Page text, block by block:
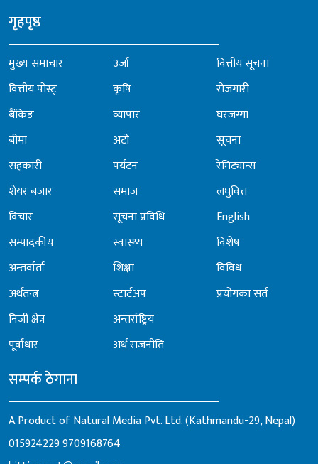
गृहपृष्ठ
मुख्य समाचार
वित्तीय पोस्ट्
बैंकिङ
बीमा
सहकारी
शेयर बजार
विचार
सम्पादकीय
अन्तर्वार्ता
अर्थतन्त्र
निजी क्षेत्र
पूर्वाधार
उर्जा
कृषि
व्यापार
अटो
पर्यटन
समाज
सूचना प्रविधि
स्वास्थ्य
शिक्षा
स्टार्टअप
अन्तर्राष्ट्रिय
अर्थ राजनीति
वित्तीय सूचना
रोजगारी
घरजग्गा
सूचना
रेमिट्यान्स
लघुवित्त
English
विशेष
विविध
प्रयोगका सर्त
सम्पर्क ठेगाना
A Product of Natural Media Pvt. Ltd. (Kathmandu-29, Nepal)
0159242299709168764